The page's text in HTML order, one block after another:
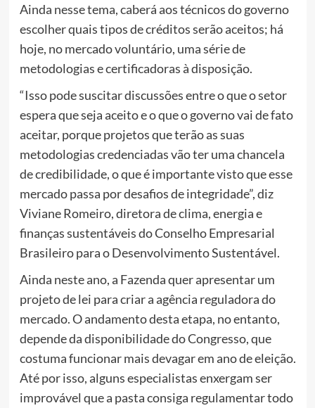
Ainda nesse tema, caberá aos técnicos do governo
escolher quais tipos de créditos serão aceitos; há
hoje, no mercado voluntário, uma série de
metodologias e certificadoras à disposição.
“Isso pode suscitar discussões entre o que o setor
espera que seja aceito e o que o governo vai de fato
aceitar, porque projetos que terão as suas
metodologias credenciadas vão ter uma chancela
de credibilidade, o que é importante visto que esse
mercado passa por desafios de integridade”, diz
Viviane Romeiro, diretora de clima, energia e
finanças sustentáveis do Conselho Empresarial
Brasileiro para o Desenvolvimento Sustentável.
Ainda neste ano, a Fazenda quer apresentar um
projeto de lei para criar a agência reguladora do
mercado. O andamento desta etapa, no entanto,
depende da disponibilidade do Congresso, que
costuma funcionar mais devagar em ano de eleição.
Até por isso, alguns especialistas enxergam ser
improvável que a pasta consiga regulamentar todo